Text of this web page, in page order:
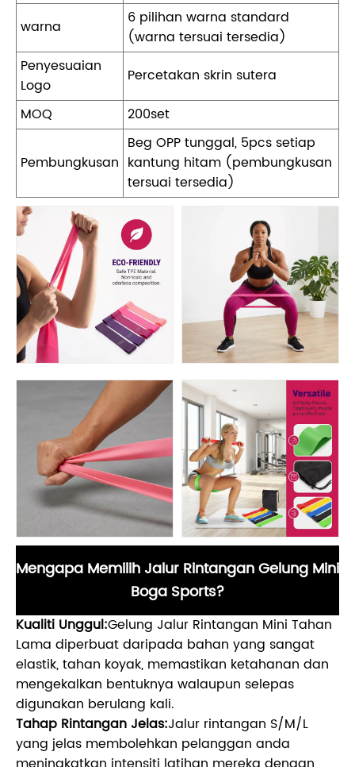
warna
6 pilihan warna standard
(warna tersuai tersedia)
Penyesuaian
Logo
Percetakan skrin sutera
MOQ
200set
Pembungkusan
Beg OPP tunggal, 5pcs setiap
kantung hitam (pembungkusan
tersuai tersedia)
Mengapa Memilih Jalur Rintangan Gelung Mini
Boga Sports?
Kualiti Unggul:Gelung Jalur Rintangan Mini Tahan
Lama diperbuat daripada bahan yang sangat
elastik, tahan koyak, memastikan ketahanan dan
mengekalkan bentuknya walaupun selepas
digunakan berulang kali.
Tahap Rintangan Jelas:Jalur rintangan S/M/L
yang jelas membolehkan pelanggan anda